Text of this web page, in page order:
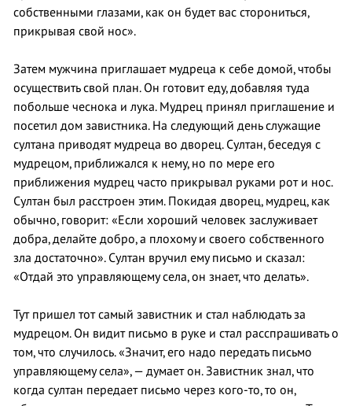
собственными глазами, как он будет вас сторониться,
прикрывая свой нос».
Затем мужчина приглашает мудреца к себе домой, чтобы
осуществить свой план. Он готовит еду, добавляя туда
побольше чеснока и лука. Мудрец принял приглашение и
посетил дом завистника. На следующий день служащие
султана приводят мудреца во дворец. Султан, беседуя с
мудрецом, приближался к нему, но по мере его
приближения мудрец часто прикрывал руками рот и нос.
Султан был расстроен этим. Покидая дворец, мудрец, как
обычно, говорит: «Если хороший человек заслуживает
добра, делайте добро, а плохому и своего собственного
зла достаточно». Султан вручил ему письмо и сказал:
«Отдай это управляющему села, он знает, что делать».
Тут пришел тот самый завистник и стал наблюдать за
мудрецом. Он видит письмо в руке и стал расспрашивать о
том, что случилось. «Значит, его надо передать письмо
управляющему села», — думает он. Завистник знал, что
когда султан передает письмо через кого-то, то он,